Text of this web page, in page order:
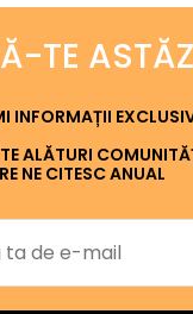
TE
INFORMAȚII
ALĂTURI
NE CITESC ANUAL